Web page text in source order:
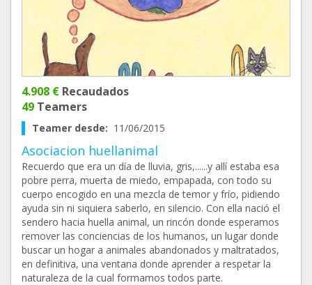
4.908 € Recaudados
49 Teamers
Teamer desde: 11/06/2015
Asociacion huellanimal
Recuerdo que era un día de lluvia, gris,......y allí estaba esa
pobre perra, muerta de miedo, empapada, con todo su
cuerpo encogido en una mezcla de temor y frío, pidiendo
ayuda sin ni siquiera saberlo, en silencio. Con ella nació el
sendero hacia huella animal, un rincón donde esperamos
remover las conciencias de los humanos, un lugar donde
buscar un hogar a animales abandonados y maltratados,
en definitiva, una ventana donde aprender a respetar la
naturaleza de la cual formamos todos parte.